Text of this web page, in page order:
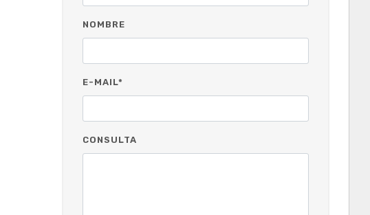
NOMBRE
E-MAIL*
CONSULTA